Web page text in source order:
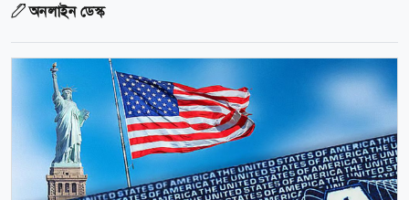
অনলাইন ডেস্ক